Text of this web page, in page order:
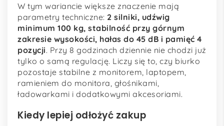
W tym wariancie większe znaczenie mają
parametry techniczne: 2 silniki, udźwig
minimum 100 kg, stabilność przy górnym
zakresie wysokości, hałas do 45 dB i pamięć 4
pozycji. Przy 8 godzinach dziennie nie chodzi już
tylko o samą regulację. Liczy się to, czy biurko
pozostaje stabilne z monitorem, laptopem,
ramieniem do monitora, głośnikami,
ładowarkami i dodatkowymi akcesoriami.
Kiedy lepiej odłożyć zakup